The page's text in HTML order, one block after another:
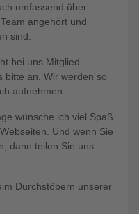
umfassend über
angehört und
sind.
bei uns Mitglied
bitte an. Wir werden so
aufnehmen.
wünsche ich viel Spaß
Und wenn Sie
dann teilen Sie uns
Durchstöbern unserer